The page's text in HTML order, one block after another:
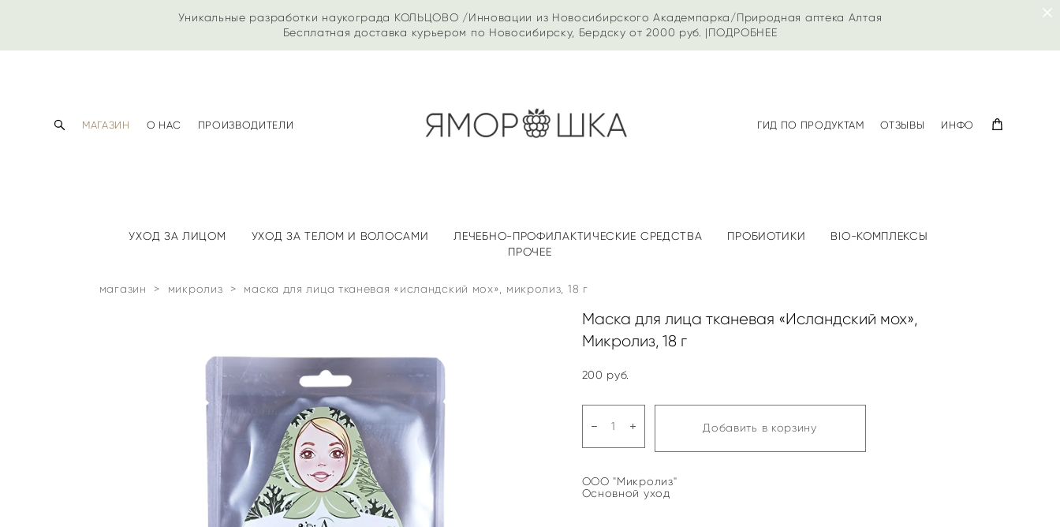
Уникальные разработки наукограда КОЛЬЦОВО /Инновации из Новосибирского Академпарка/Природная аптека Алтая
Бесплатная доставка курьером по Новосибирску, Бердску от 2000 руб. |ПОДРОБНЕЕ
МАГАЗИН О НАС ПРОИЗВОДИТЕЛИ ГИД ПО ПРОДУКТАМ ОТЗЫВЫ ИНФО
УХОД ЗА ЛИЦОМ УХОД ЗА ТЕЛОМ И ВОЛОСАМИ ЛЕЧЕБНО-ПРОФИЛАКТИЧЕСКИЕ СРЕДСТВА ПРОБИОТИКИ
BIO-КОМПЛЕКСЫ
ПРОЧЕЕ
магазин > микролиз > маска для лица тканевая «исландский мох», микролиз, 18 г
Маска для лица тканевая «Исландский мох»,
Микролиз, 18 г
200 pуб.
Добавить в корзину
ООО "Микролиз"
Основной уход